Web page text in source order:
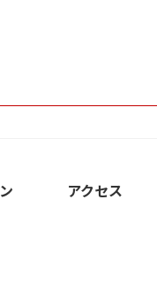
アクセス